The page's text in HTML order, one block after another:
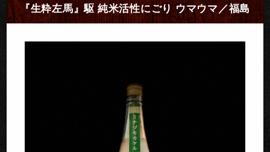
『生粋左馬』駆 純米活性にごり ウマウマ／福島